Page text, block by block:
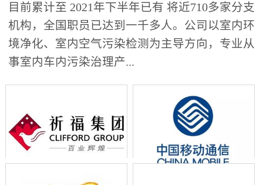
目前累计至 2021年下半年已有 将近710多家分支
机构，全国职员已达到一千多人。公司以室内环
境净化、室内空气污染检测为主导方向，专业从
事室内车内污染治理产...